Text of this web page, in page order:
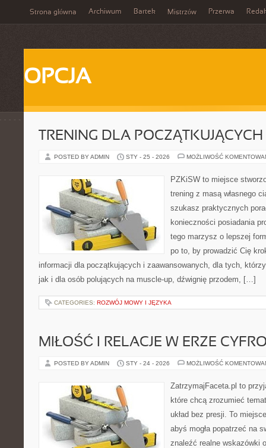
Strona główna Archiwum Bartek Mistrzów Przerwa
OPCJA
TRENING DLA POCZĄTKUJĄCYCH
POSTED BY ADMIN STY - 25 - 2026 MOŻLIWOŚĆ
PZKiSW to miejsce
trening z masą własnego
szukasz praktycznych
konieczności posiadania
tego marzysz o lepszej
po to, by prowadzić Cię
informacji dla początkujących i zaawansowanych, dla tych,
jak i dla osób polujących na muscle-up, dźwignię przodem, […]
CATEGORIES: ROZWÓJ MOWY I JĘZYKA
MIŁOŚĆ I RELACJE W ERZE
POSTED BY ADMIN STY - 24 - 2026 MOŻLIWOŚĆ
ZatrzymajFaceta.pl to
które chcą zrozumieć
układ bez presji. To
abyś mogła popatrzeć na
znaleźć realne wskazówki